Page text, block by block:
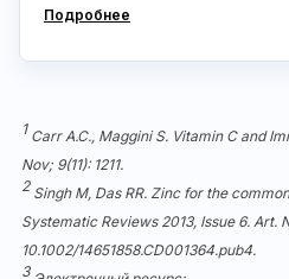
Подробнее
1 Carr A.C., Maggini S. Vitamin C and
Nov; 9(11): 1211.
2 Singh M, Das RR. Zinc for the
Systematic Reviews 2013, Issue 6. Art.
10.1002/14651858.CD001364.pub4.
3